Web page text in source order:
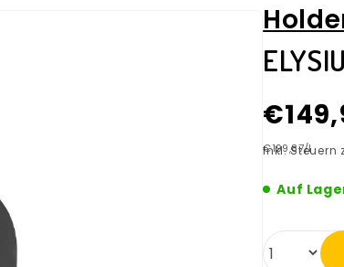
Preis
Grundpreis
€199,87/l
Inkl. Steuern
Auf
Anzahl